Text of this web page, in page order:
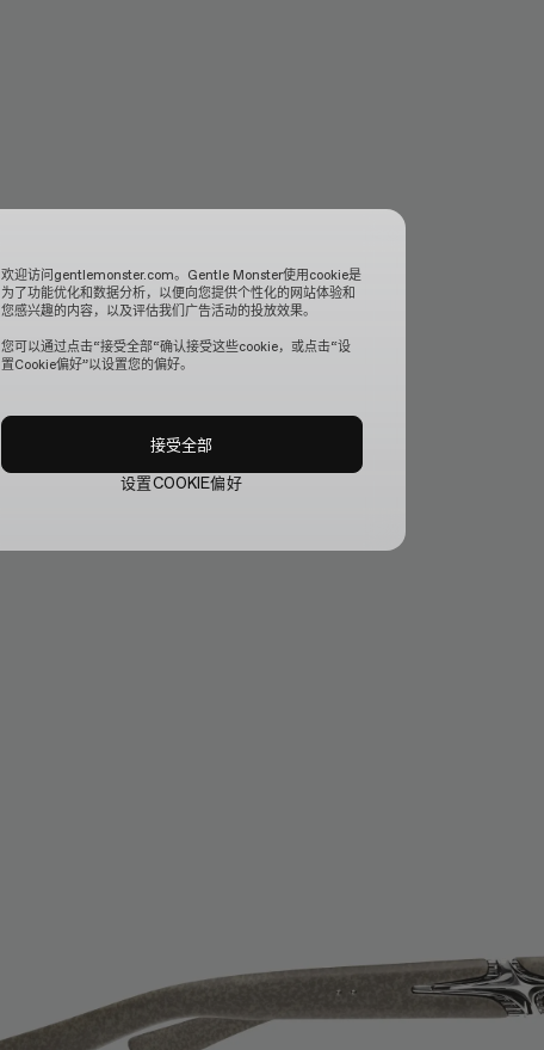
欢迎访问gentlemonster.com。Gentle Monster使用cookie是
为了功能优化和数据分析，以便向您提供个性化的网站体验和
您感兴趣的内容，以及评估我们广告活动的投放效果。
您可以通过点击“接受全部“确认接受这些cookie，或点击“设
置Cookie偏好”以设置您的偏好。
设置COOKIE偏好
接受全部